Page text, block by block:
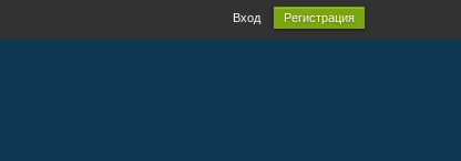
Вход Регистрация